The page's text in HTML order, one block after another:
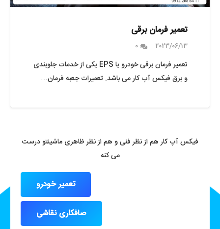
تعمیر فرمان برقی
2023/06/13
0
تعمیر فرمان برقی خودرو یا EPS یکی از خدمات جلوبندی
و برق فیکس آپ کار می باشد. تعمیرات جعبه فرمان…
فیکس آپ کار هم از نظر فنی و هم از نظر ظاهری ماشینتو درست
می کنه
تعمیر خودرو
صافکاری نقاشی